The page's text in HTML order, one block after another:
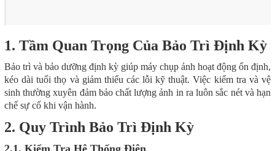
1. Tầm Quan Trọng Của Bảo Trì Định Kỳ
Bảo trì và bảo dưỡng định kỳ giúp máy chụp ảnh hoạt động ổn định,
kéo dài tuổi thọ và giảm thiểu các lỗi kỹ thuật. Việc kiểm tra và vệ
sinh thường xuyên đảm bảo chất lượng ảnh in ra luôn sắc nét và hạn
chế sự cố khi vận hành.
2. Quy Trình Bảo Trì Định Kỳ
2.1. Kiểm Tra Hệ Thống Điện